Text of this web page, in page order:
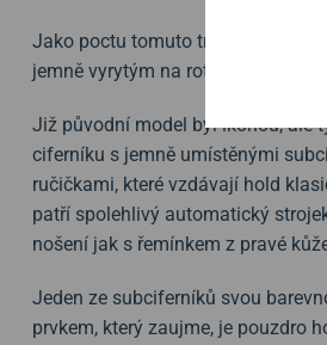
Jako poctu tomuto trvalému
jemně vyrytým na rotoru, které je
Již původní model byl ikonou, ale
ciferníku s jemně umístěnými
ručičkami, které vzdávají hold
patří spolehlivý automatický
nošení jak s řemínkem z pravé
Jeden ze subciferníků svou
prvkem, který zaujme, je pouzdro